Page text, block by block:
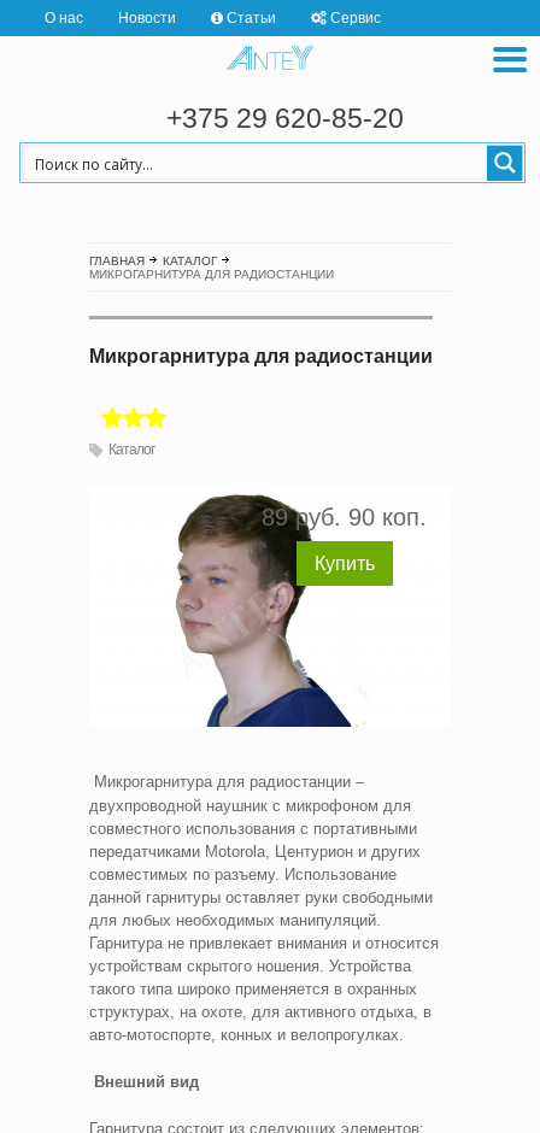
О нас Новости Статьи Сервис
+375 29 620-85-20
ГЛАВНАЯ
КАТАЛОГ
МИКРОГАРНИТУРА ДЛЯ РАДИОСТАНЦИИ
Микрогарнитура для радиостанции
Каталог
89 руб. 90 коп.
Купить
Микрогарнитура для радиостанции –
двухпроводной наушник с микрофоном для
совместного использования с портативными
передатчиками Motorola, Центурион и других
совместимых по разъему. Использование
данной гарнитуры оставляет руки свободными
для любых необходимых манипуляций.
Гарнитура не привлекает внимания и относится
устройствам скрытого ношения. Устройства
такого типа широко применяется в охранных
структурах, на охоте, для активного отдыха, в
авто-мотоспорте, конных и велопрогулках.
Внешний вид
Гарнитура состоит из следующих элементов: